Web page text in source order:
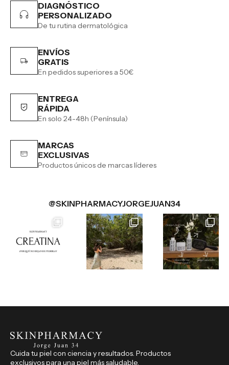
DIAGNÓSTICO
PERSONALIZADO
De tu rutina dermatológica
ENVÍOS
GRATIS
En pedidos superiores a 50€
ENTREGA
RÁPIDA
En solo 24-48h (Península)
MARCAS
EXCLUSIVAS
Productos únicos de marcas líderes
@SKINPHARMACYJORGEJUAN34
Cuida tu piel con ciencia y resultados. Productos
exclusivos para una piel más saludable.